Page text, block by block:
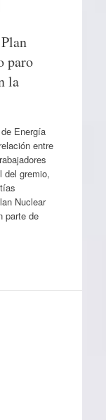
paro
la
Energía
entre
del gremio,
Nuclear
parte de